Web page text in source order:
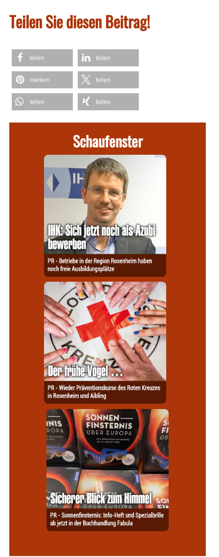
Teilen Sie diesen Beitrag!
teilen teilen
merken teilen
teilen teilen
Schaufenster